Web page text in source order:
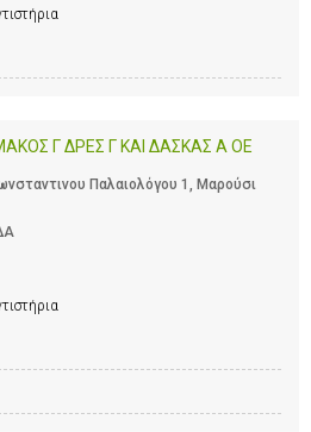
Γ ΔΡΕΣ Γ ΚΑΙ ΔΑΣΚΑΣ Α ΟΕ
Παλαιολόγου 1, Μαρούσι